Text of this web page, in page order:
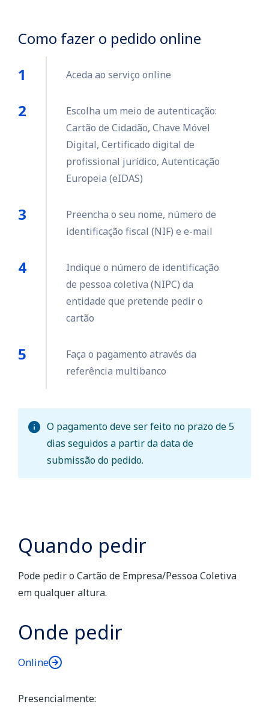
Como fazer o pedido online
Aceda ao serviço online
Escolha um meio de autenticação:
Cartão de Cidadão, Chave Móvel
Digital, Certificado digital de
profissional jurídico, Autenticação
Europeia (eIDAS)
Preencha o seu nome, número de
identificação fiscal (NIF) e e-mail
Indique o número de identificação
de pessoa coletiva (NIPC) da
entidade que pretende pedir o
cartão
Faça o pagamento através da
referência multibanco
O pagamento deve ser feito no prazo de 5
dias seguidos a partir da data de
submissão do pedido.
Quando pedir
Pode pedir o Cartão de Empresa/Pessoa Coletiva
em qualquer altura.
Onde pedir
Online
Presencialmente: